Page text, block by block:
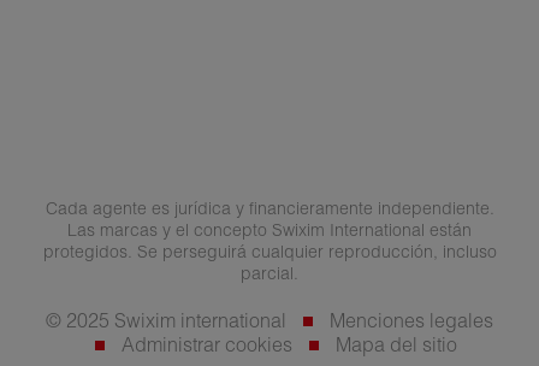
Cada agente es jurídica y financieramente independiente.
Las marcas y el concepto Swixim International están
protegidos. Se perseguirá cualquier reproducción, incluso
parcial.
© 2025 Swixim international
Menciones legales
Administrar cookies
Mapa del sitio